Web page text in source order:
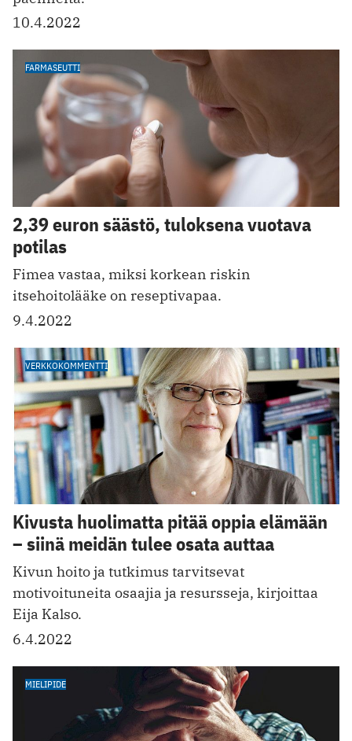
10.4.2022
FARMASEUTTI
2,39 euron säästö, tuloksena vuotava
potilas
Fimea vastaa, miksi korkean riskin
itsehoitolääke on reseptivapaa.
9.4.2022
VERKKOKOMMENTTI
Kivusta huolimatta pitää oppia elämään
– siinä meidän tulee osata auttaa
Kivun hoito ja tutkimus tarvitsevat
motivoituneita osaajia ja resursseja, kirjoittaa
Eija Kalso.
6.4.2022
MIELIPIDE